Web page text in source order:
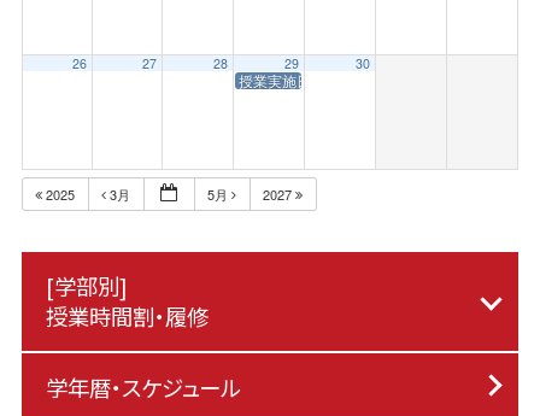
26 27 28 29
授業実施日（昭和の日）
30
2025 3月 5月 2027
[学部別]
授業時間割・履修
学年暦・スケジュール